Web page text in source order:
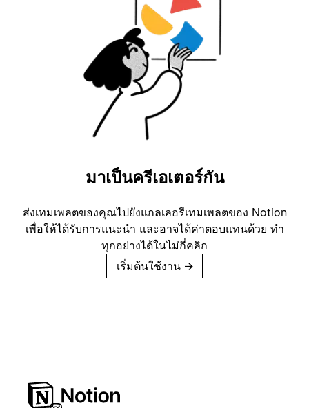
มาเป็นครีเอเตอร์กัน
ส่งเทมเพลตของคุณไปยังแกลเลอรีเทมเพลตของ Notion
เพื่อให้ได้รับการแนะนำ และอาจได้ค่าตอบแทนด้วย ทำ
ทุกอย่างได้ในไม่กี่คลิก
เริ่มต้นใช้งาน →